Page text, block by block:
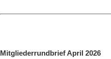
Mitgliederrundbrief April 2026